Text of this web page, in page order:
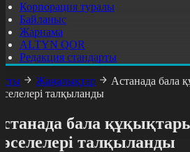
Корпорация туралы
Байланыс
Жарнама
ALTYN QOR
Редакция стандарты
Жаңалықтар
Астанада бала
талқыланды
бала
талқыланды